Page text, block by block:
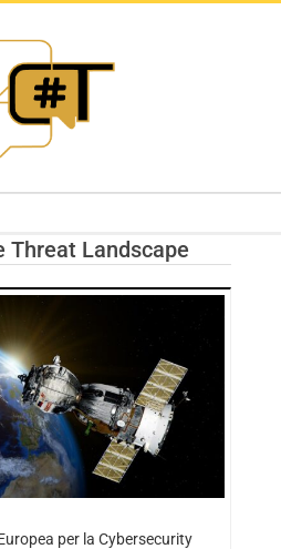
Threat Landscape
per la Cybersecurity